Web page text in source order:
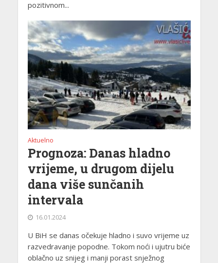
pozitivnom...
Aktuelno
Prognoza: Danas hladno
vrijeme, u drugom dijelu
dana više sunčanih
intervala
16.01.2024
U BiH se danas očekuje hladno i suvo vrijeme uz
razvedravanje popodne. Tokom noći i ujutru biće
oblačno uz snijeg i manji porast snježnog